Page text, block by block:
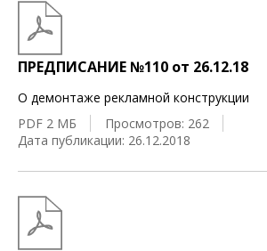
ПРЕДПИСАНИЕ №110 от 26.12.18
О демонтаже рекламной конструкции
PDF 2 МБ
Просмотров: 262
Дата публикации: 26.12.2018